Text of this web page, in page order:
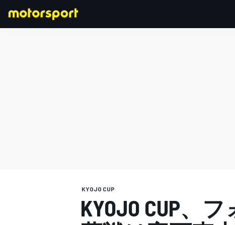
KYOJO CUP
KYOJO CUP、